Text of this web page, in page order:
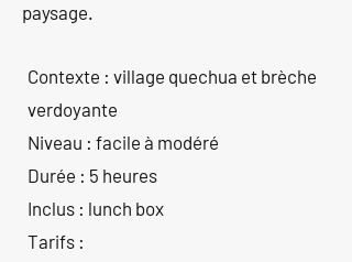
paysage.
Contexte : village quechua et brèche
verdoyante
Niveau : facile à modéré
Durée : 5 heures
Inclus : lunch box
Tarifs :